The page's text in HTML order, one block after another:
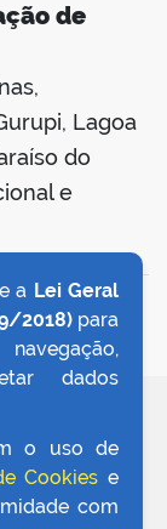
de
Lagoa
do
e
a Lei Geral
2018)para
dados
o uso de
Cookies e
com